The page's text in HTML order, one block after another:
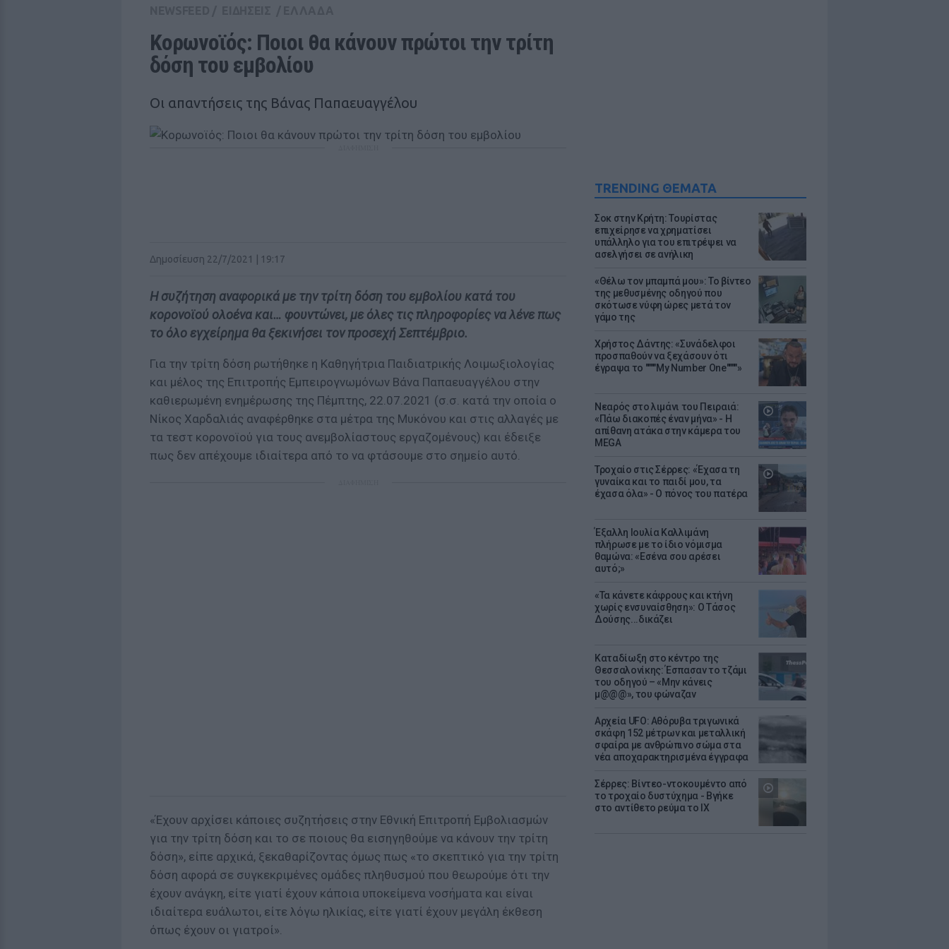
TRENDING ΘΕΜΑΤΑ
Σοκ στην Κρήτη: Τουρίστας
επιχείρησε να χρηματίσει
υπάλληλο για του επιτρέψει να
ασελγήσει σε ανήλικη
«Θέλω τον μπαμπά μου»: Το βίντεο
της μεθυσμένης οδηγού που
σκότωσε νύφη ώρες μετά τον
γάμο της
Χρήστος Δάντης: «Συνάδελφοι
προσπαθούν να ξεχάσουν ότι
έγραψα το """"My Number One""""»
Νεαρός στο λιμάνι του Πειραιά:
«Πάω διακοπές έναν μήνα» - Η
απίθανη ατάκα στην κάμερα του
MEGA
Τροχαίο στις Σέρρες: «Έχασα τη
γυναίκα και το παιδί μου, τα
έχασα όλα» - Ο πόνος του πατέρα
Έξαλλη Ιουλία Καλλιμάνη
πλήρωσε με το ίδιο νόμισμα
θαμώνα: «Εσένα σου αρέσει
αυτό;»
«Τα κάνετε κάφρους και κτήνη
χωρίς ενσυναίσθηση»: Ο Τάσος
Δούσης...δικάζει
Καταδίωξη στο κέντρο της
Θεσσαλονίκης: Έσπασαν το τζάμι
του οδηγού – «Μην κάνεις
μ@@@», του φώναζαν
Αρχεία UFO: Αθόρυβα τριγωνικά
σκάφη 152 μέτρων και μεταλλική
σφαίρα με ανθρώπινο σώμα στα
νέα αποχαρακτηρισμένα έγγραφα
Σέρρες: Βίντεο-ντοκουμέντο από
το τροχαίο δυστύχημα - Βγήκε
στο αντίθετο ρεύμα το ΙΧ
Κορωνοϊός: Ποιοι θα κάνουν πρώτοι την τρίτη
δόση του εμβολίου
Οι απαντήσεις της Βάνας Παπαευαγγέλου
Δημοσίευση 22/7/2021 | 19:17
Η συζήτηση αναφορικά με την τρίτη δόση του εμβολίου κατά του
κορονοϊού ολοένα και… φουντώνει, με όλες τις πληροφορίες να λένε πως
το όλο εγχείρημα θα ξεκινήσει τον προσεχή Σεπτέμβριο.
Για την τρίτη δόση ρωτήθηκε η Καθηγήτρια Παιδιατρικής Λοιμωξιολογίας
και μέλος της Επιτροπής Εμπειρογνωμόνων Βάνα Παπαευαγγέλου στην
καθιερωμένη ενημέρωσης της Πέμπτης, 22.07.2021 (σ.σ. κατά την οποία ο
Νίκος Χαρδαλιάς αναφέρθηκε στα μέτρα της Μυκόνου και στις αλλαγές με
τα τεστ κορονοϊού για τους ανεμβολίαστους εργαζομένους) και έδειξε
πως δεν απέχουμε ιδιαίτερα από το να φτάσουμε στο σημείο αυτό.
«Έχουν αρχίσει κάποιες συζητήσεις στην Εθνική Επιτροπή Εμβολιασμών
για την τρίτη δόση και το σε ποιους θα εισηγηθούμε να κάνουν την τρίτη
δόση», είπε αρχικά, ξεκαθαρίζοντας όμως πως «το σκεπτικό για την τρίτη
δόση αφορά σε συγκεκριμένες ομάδες πληθυσμού που θεωρούμε ότι την
έχουν ανάγκη, είτε γιατί έχουν κάποια υποκείμενα νοσήματα και είναι
ιδιαίτερα ευάλωτοι, είτε λόγω ηλικίας, είτε γιατί έχουν μεγάλη έκθεση
όπως έχουν οι γιατροί».